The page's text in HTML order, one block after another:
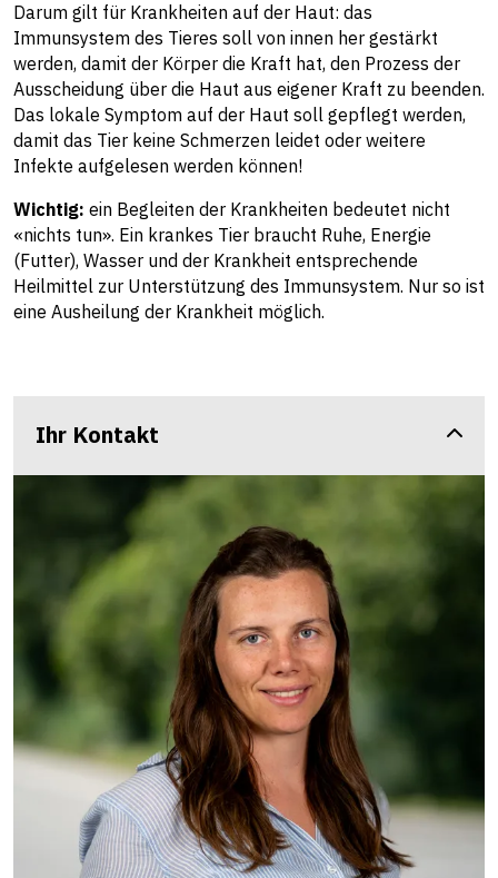
Darum gilt für Krankheiten auf der Haut: das
Immunsystem des Tieres soll von innen her gestärkt
werden, damit der Körper die Kraft hat, den Prozess der
Ausscheidung über die Haut aus eigener Kraft zu beenden.
Das lokale Symptom auf der Haut soll gepflegt werden,
damit das Tier keine Schmerzen leidet oder weitere
Infekte aufgelesen werden können!
Wichtig: ein Begleiten der Krankheiten bedeutet nicht
«nichts tun». Ein krankes Tier braucht Ruhe, Energie
(Futter), Wasser und der Krankheit entsprechende
Heilmittel zur Unterstützung des Immunsystem. Nur so ist
eine Ausheilung der Krankheit möglich.
Ihr Kontakt